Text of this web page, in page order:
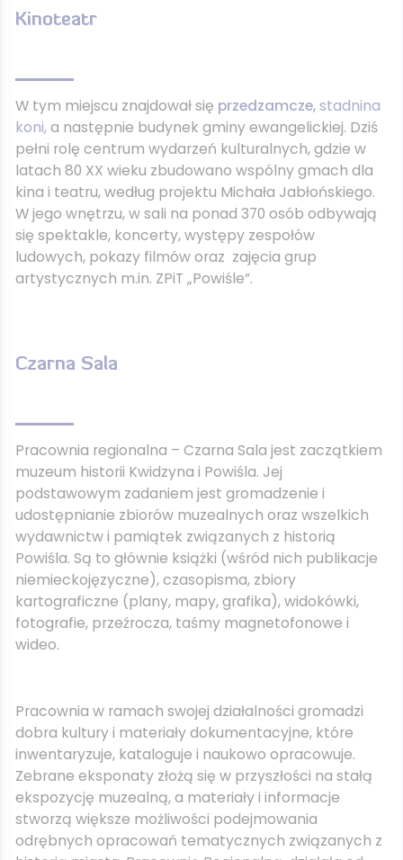
Kinoteatr
W tym miejscu znajdował się przedzamcze,stadnina
koni,a następnie budynek gminy ewangelickiej. Dziś
pełni rolę centrum wydarzeń kulturalnych, gdzie w
latach 80 XX wieku zbudowano wspólny gmach dla
kina i teatru, według projektu Michała Jabłońskiego.
W jego wnętrzu, w sali na ponad 370 osób odbywają
się spektakle, koncerty, występy zespołów
ludowych, pokazy filmów oraz zajęcia grup
artystycznych m.in. ZPiT „Powiśle”.
Czarna Sala
Pracownia regionalna – Czarna Sala jest zaczątkiem
muzeum historii Kwidzyna i Powiśla. Jej
podstawowym zadaniem jest gromadzenie i
udostępnianie zbiorów muzealnych oraz wszelkich
wydawnictw i pamiątek związanych z historią
Powiśla. Są to głównie książki (wśród nich publikacje
niemieckojęzyczne), czasopisma, zbiory
kartograficzne (plany, mapy, grafika), widokówki,
fotografie, przeźrocza, taśmy magnetofonowe i
wideo.
Pracownia w ramach swojej działalności gromadzi
dobra kultury i materiały dokumentacyjne, które
inwentaryzuje, kataloguje i naukowo opracowuje.
Zebrane eksponaty złożą się w przyszłości na stałą
ekspozycję muzealną, a materiały i informacje
stworzą większe możliwości podejmowania
odrębnych opracowań tematycznych związanych z